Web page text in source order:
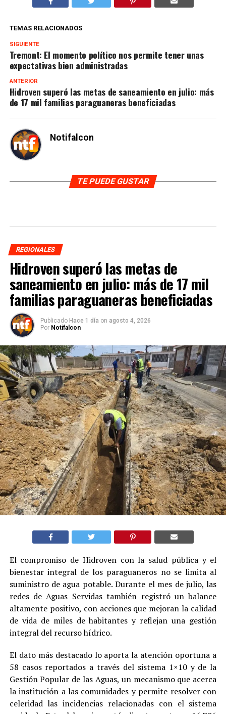
TEMAS RELACIONADOS
SIGUIENTE
Tremont: El momento político nos permite tener unas
expectativas bien administradas
ANTERIOR
Hidroven superó las metas de saneamiento en julio: más
de 17 mil familias paraguaneras beneficiadas
Notifalcon
TE PUEDE GUSTAR
REGIONALES
Hidroven superó las metas de
saneamiento en julio: más de 17 mil
familias paraguaneras beneficiadas
Publicado Hace 1 día on agosto 4, 2026
Por Notifalcon
El compromiso de Hidroven con la salud pública y el
bienestar integral de los paraguaneros no se limita al
suministro de agua potable. Durante el mes de julio, las
redes de Aguas Servidas también registró un balance
altamente positivo, con acciones que mejoran la calidad
de vida de miles de habitantes y reflejan una gestión
integral del recurso hídrico.
El dato más destacado lo aporta la atención oportuna a
58 casos reportados a través del sistema 1×10 y de la
Gestión Popular de las Aguas, un mecanismo que acerca
la institución a las comunidades y permite resolver con
celeridad las incidencias relacionadas con el sistema